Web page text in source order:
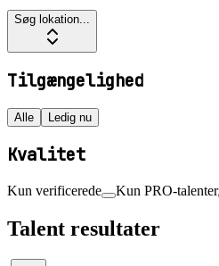
Søg lokation...
Tilgængelighed
Alle Ledig nu
Kvalitet
Kun verificerede Kun PRO-talenter
Talent resultater